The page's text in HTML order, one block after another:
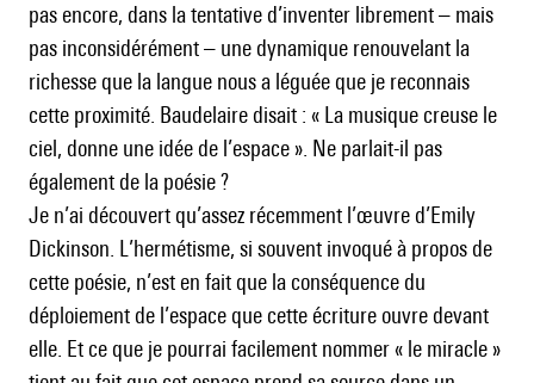
pas encore, dans la tentative d’inventer librement – mais
pas inconsidérément – une dynamique renouvelant la
richesse que la langue nous a léguée que je reconnais
cette proximité. Baudelaire disait : « La musique creuse le
ciel, donne une idée de l’espace ». Ne parlait-il pas
également de la poésie ?
Je n’ai découvert qu’assez récemment l’œuvre d’Emily
Dickinson. L’hermétisme, si souvent invoqué à propos de
cette poésie, n’est en fait que la conséquence du
déploiement de l’espace que cette écriture ouvre devant
elle. Et ce que je pourrai facilement nommer « le miracle »